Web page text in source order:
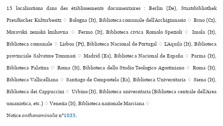
15 localisations dans des établissements documentaires : Berlin (De), Staatsbibliothek
Preußischer Kulturbesitz ♢ Bologna (It), Biblioteca comu­nale dell’Archiginnasio ♢ Brno (Cz),
Moravská zemská kni­hovna ♢ Fermo (It), Biblioteca civica Romolo Spezioli ♢ Imola (It),
Biblioteca comu­nale ♢ Lisboa (Pt), Biblioteca Nacional de Portugal ♢ L’Aquila (It), Biblioteca
pro­vin­ciale Salvatore Tommasi ♢ Madrid (Es), Biblioteca Nacional de España ♢ Parma (It),
Biblioteca Palatina ♢ Roma (It), Biblioteca dello Studio Teologico Agostiniano ♢ Roma (It),
Biblioteca Vallicelliana ♢ Santiago de Compostela (Es), Biblioteca Universitaria ♢ Siena (It),
Biblioteca dei Cappuccini ♢ Urbino (It), Biblioteca uni­ver­si­ta­ria (Biblioteca cen­trale dell’Area
uma­nis­tica, etc.) ♢ Venezia (It), Biblioteca nazio­nale Marciana ♢
Noticeanthonominalien°1035.